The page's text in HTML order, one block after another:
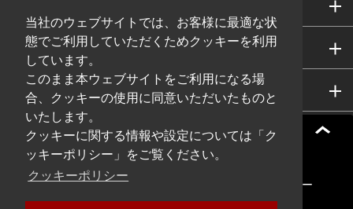
当社のウェブサイトでは、お客様に最適な状
態でご利用していただくためクッキーを利用
しています。
このまま本ウェブサイトをご利用になる場
合、クッキーの使用に同意いただいたものと
いたします。
クッキーに関する情報や設定については「ク
ッキーポリシー」をご覧ください。
クッキーポリシー
研究開発
採用情報
サイトマップ
サイト利用規約
プライバシーポリシー
ソーシャルメディアポリシー